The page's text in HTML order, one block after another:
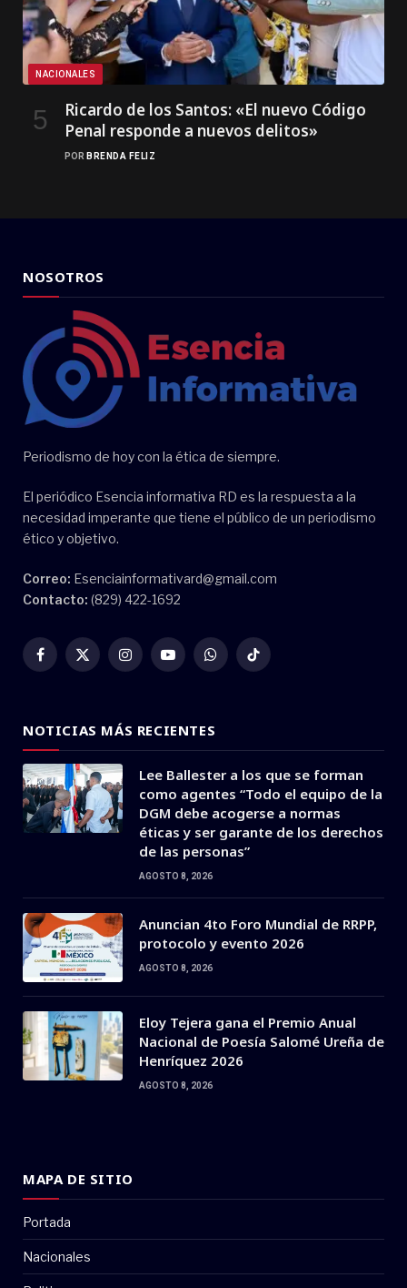
NACIONALES
Ricardo de los Santos: «El nuevo Código
Penal responde a nuevos delitos»
POR BRENDA FELIZ
NOSOTROS
Periodismo de hoy con la ética de siempre.
El periódico Esencia informativa RD es la respuesta a la
necesidad imperante que tiene el público de un periodismo
ético y objetivo.
Correo: Esenciainformativard@gmail.com
Contacto: (829) 422-1692
Facebook
X
InstagramYouTubeWhatsAppTikTok
NOTICIAS MÁS RECIENTES
Lee Ballester a los que se forman
como agentes “Todo el equipo de la
DGM debe acogerse a normas
éticas y ser garante de los derechos
de las personas”
AGOSTO 8, 2026
Anuncian 4to Foro Mundial de RRPP,
protocolo y evento 2026
AGOSTO 8, 2026
Eloy Tejera gana el Premio Anual
Nacional de Poesía Salomé Ureña de
Henríquez 2026
AGOSTO 8, 2026
MAPA DE SITIO
Portada
Nacionales